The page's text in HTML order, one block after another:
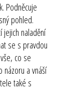
Podněcuje
pohled.
jejich naladění
se s pravdou
co se
názoru a vnáší
také s